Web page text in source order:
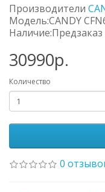
Производители
Модель:CANDY
Наличие:Предзаказ
30990р.
Количество
0